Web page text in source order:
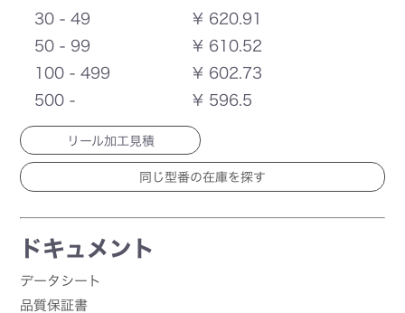
30 - 49
¥ 620.91
50 - 99
¥ 610.52
100 - 499
¥ 602.73
500 -
¥ 596.5
リール加工見積
ドキュメント
データシート
品質保証書